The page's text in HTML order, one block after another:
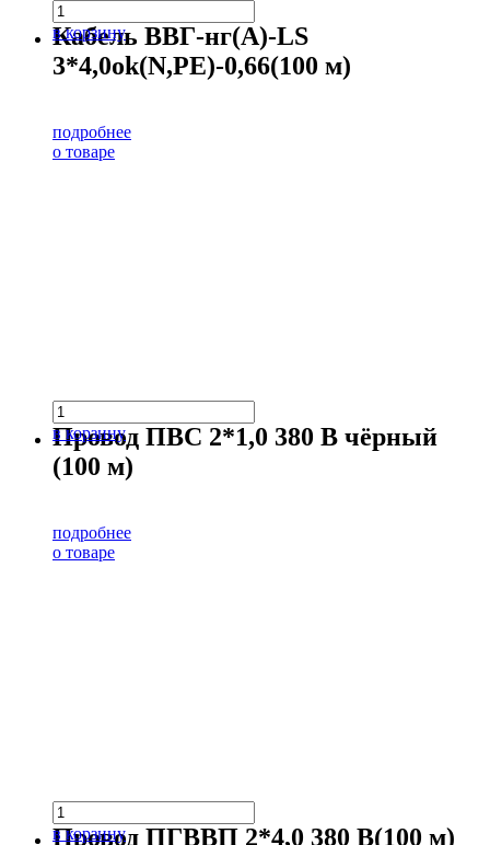
в корзину
Кабель ВВГ-нг(А)-LS
3*4,0ok(N,PE)-0,66(100 м)
подробнее
о товаре
в корзину
Провод ПВС 2*1,0 380 В чёрный
(100 м)
подробнее
о товаре
в корзину
Провод ПГВВП 2*4,0 380 В(100 м)